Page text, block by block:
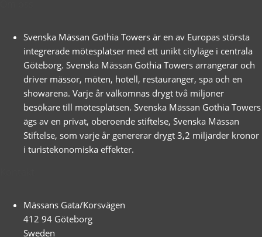
Svenska Mässan Gothia Towers är en av Europas största
integrerade mötesplatser med ett unikt cityläge i centrala
Göteborg. Svenska Mässan Gothia Towers arrangerar och
driver mässor, möten, hotell, restauranger, spa och en
showarena. Varje år välkomnas drygt två miljoner
besökare till mötesplatsen. Svenska Mässan Gothia Towers
ägs av en privat, oberoende stiftelse, Svenska Mässan
Stiftelse, som varje år genererar drygt 3,2 miljarder kronor
i turistekonomiska effekter.
Mässans Gata/Korsvägen
412 94 Göteborg
Sweden